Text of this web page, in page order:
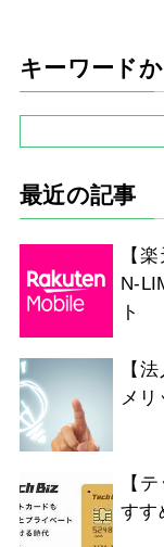
キーワード
最近の記事
【
N-
ト
【
メリ
【
すす